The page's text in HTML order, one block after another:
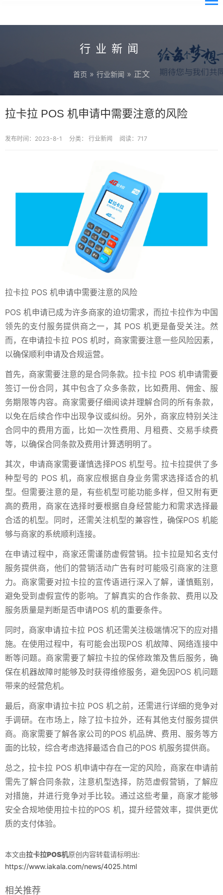
行业新闻
首页 » 行业新闻 » 正文
拉卡拉 POS 机申请中需要注意的风险
发布时间：2023-8-1 分类： 行业新闻 阅读：717
拉卡拉 POS 机申请中需要注意的风险
POS 机申请已成为许多商家的迫切需求，而拉卡拉作为中国
领先的支付服务提供商之一，其 POS 机更是备受关注。然
而，在申请拉卡拉 POS 机时，商家需要注意一些风险因素，
以确保顺利申请及合规运营。
首先，商家需要注意的是合同条款。拉卡拉 POS 机申请需要
签订一份合同，其中包含了众多条款，比如费用、佣金、服
务期限等内容。商家需要仔细阅读并理解合同的所有条款，
以免在后续合作中出现争议或纠纷。另外，商家应特别关注
合同中的费用方面，比如一次性费用、月租费、交易手续费
等，以确保合同条款及费用计算透明明了。
其次，申请商家需要谨慎选择POS 机型号。拉卡拉提供了多
种型号的 POS 机，商家应根据自身业务需求选择适合的机
型。但需要注意的是，有些机型可能功能多样，但又附有更
高的费用，商家在选择时要根据自身经营能力和需求选择最
合适的机型。同时，还需关注机型的兼容性，确保POS 机能
够与商家的系统顺利连接。
在申请过程中，商家还需谨防虚假营销。拉卡拉是知名支付
服务提供商，他们的营销活动广告有时可能吸引商家的注意
力。商家需要对拉卡拉的宣传语进行深入了解，谨慎甄别，
避免受到虚假宣传的影响。了解真实的合作条款、费用以及
服务质量是判断是否申请POS 机的重要条件。
同时，商家申请拉卡拉 POS 机还需关注极端情况下的应对措
施。在使用过程中，有可能会出现POS 机故障、网络连接中
断等问题。商家需要了解拉卡拉的保修政策及售后服务，确
保在机器故障时能够及时获得维修服务，避免因POS 机问题
带来的经营危机。
最后，商家申请拉卡拉 POS 机之前，还需进行详细的竞争对
手调研。在市场上，除了拉卡拉外，还有其他支付服务提供
商。商家需要了解各家公司的POS 机品牌、费用、服务等方
面的比较，综合考虑选择最适合自己的POS 机服务提供商。
总之，拉卡拉 POS 机申请中存在一定的风险，商家在申请前
需先了解合同条款，注意机型选择，防范虚假营销，了解应
对措施，并进行竞争对手比较。通过这些考量，商家才能够
安全合规地使用拉卡拉的POS 机，提升经营效率，提供更优
质的支付体验。
本文由拉卡拉POS机原创内容转载请标明出:
https://www.iakala.com/news/4025.html
相关推荐